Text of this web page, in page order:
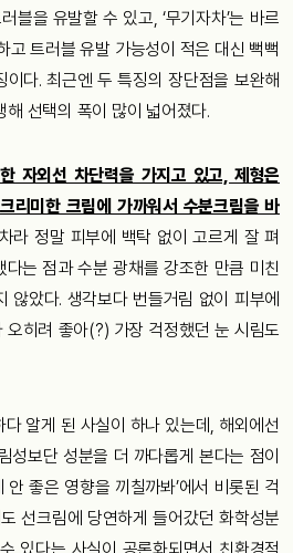
블을 유발할 수 있고, ‘무기자차’는 바르
고 트러블 유발 가능성이 적은 대신 뻑뻑
다. 최근엔 두 특징의 장단점을 보완해
해 선택의 폭이 많이 넓어졌다.
자외선 차단력을 가지고 있고, 제형은
리미한 크림에 가까워서 수분크림을 바
라 정말 피부에 백탁 없이 고르게 잘 펴
는 점과 수분 광채를 강조한 만큼 미친
않았다. 생각보다 번들거림 없이 피부에
오히려 좋아(?) 가장 걱정했던 눈 시림도
알게 된 사실이 하나 있는데, 해외에선
성보단 성분을 더 까다롭게 본다는 점이
안 좋은 영향을 끼칠까봐’에서 비롯된 걱
선크림에 당연하게 들어갔던 화학성분